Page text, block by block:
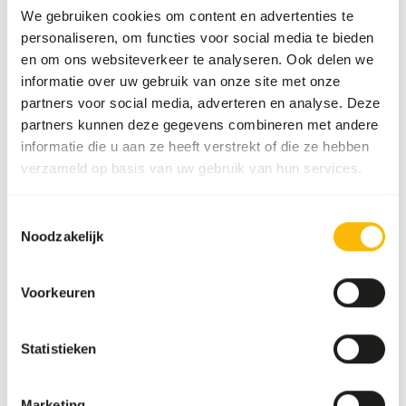
We gebruiken cookies om content en advertenties te
personaliseren, om functies voor social media te bieden
en om ons websiteverkeer te analyseren. Ook delen we
informatie over uw gebruik van onze site met onze
partners voor social media, adverteren en analyse. Deze
partners kunnen deze gegevens combineren met andere
informatie die u aan ze heeft verstrekt of die ze hebben
verzameld op basis van uw gebruik van hun services.
Noodzakelijk
Voorkeuren
Statistieken
Over dit product
NutriBird G14 Original is a maintenance food for big
parakeets - monocolor.
• Scientifically approved composition with all the
nutrients your birds need.
• Based on selected grains, fruit and peanuts.
intestinal disorders.
• Recommended by veterinarians and used worldwide by